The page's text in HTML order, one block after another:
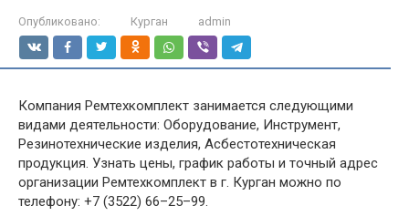
Опубликовано: Курган admin
Компания Ремтехкомплект занимается следующими
видами деятельности: Оборудование, Инструмент,
Резинотехнические изделия, Асбестотехническая
продукция. Узнать цены, график работы и точный адрес
организации Ремтехкомплект в г. Курган можно по
телефону: +7 (3522) 66–25–99.